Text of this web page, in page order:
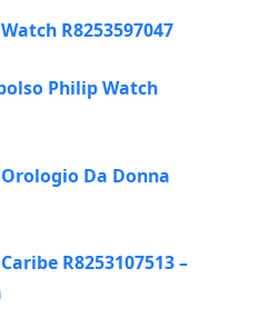
R8253597047
Philip Watch
Da Donna
R8253107513 –